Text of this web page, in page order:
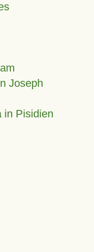
Joseph
in Pisidien